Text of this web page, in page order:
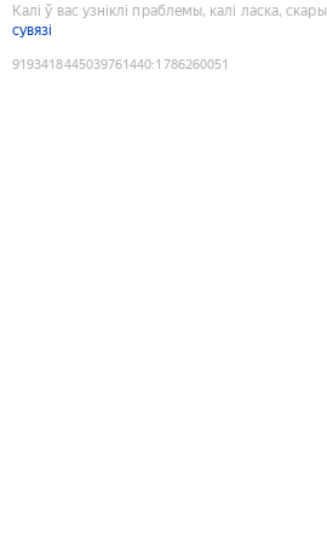
Калі ў вас узніклі праблемы, калі ласка,
сувязі
9193418445039761440:1786260051